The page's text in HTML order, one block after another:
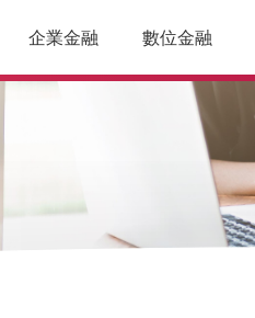
企業金融 數位金融